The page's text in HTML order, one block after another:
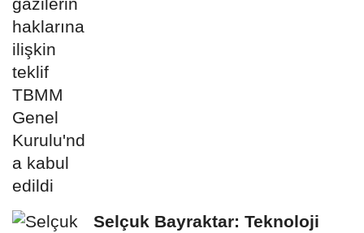
Selçuk Bayraktar: Teknoloji